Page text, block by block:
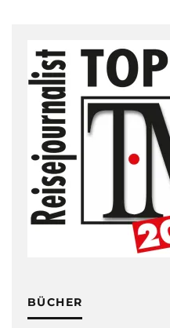
BÜCHER